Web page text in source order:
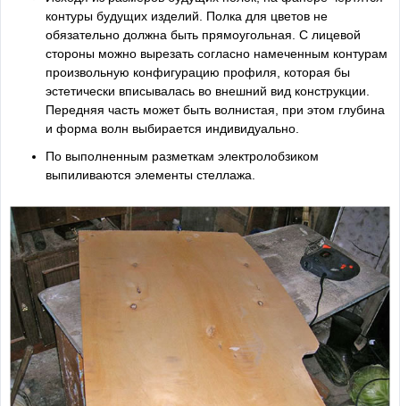
контуры будущих изделий. Полка для цветов не
обязательно должна быть прямоугольная. С лицевой
стороны можно вырезать согласно намеченным контурам
произвольную конфигурацию профиля, которая бы
эстетически вписывалась во внешний вид конструкции.
Передняя часть может быть волнистая, при этом глубина
и форма волн выбирается индивидуально.
По выполненным разметкам электролобзиком
выпиливаются элементы стеллажа.